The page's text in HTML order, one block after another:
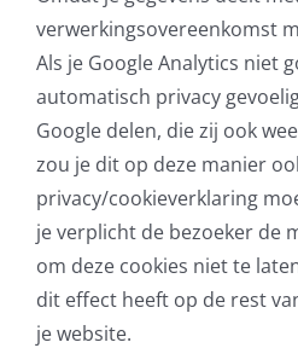
verwerkingsovereenkomst
Als je Google Analytics niet
automatisch privacy
Google delen, die zij ook
zou je dit op deze manier
privacy/cookieverklaring
je verplicht de bezoeker de
om deze cookies niet te
dit effect heeft op de rest
je website.